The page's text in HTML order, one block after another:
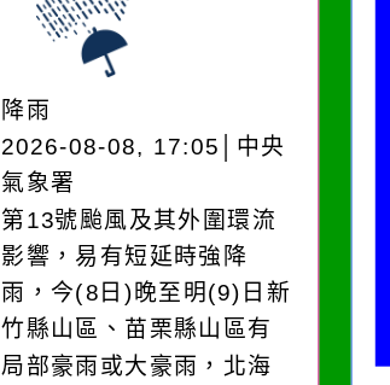
降雨
2026-08-08, 17:05│中央
氣象署
第13號颱風及其外圍環流
影響，易有短延時強降
雨，今(8日)晚至明(9)日新
竹縣山區、苗栗縣山區有
局部豪雨或大豪雨，北海
，
特
的
作者：網路小語
一杯清水因滴入一滴污
在而變清澈。